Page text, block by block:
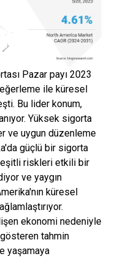
Pazar payı 2023
ile küresel
Bu lider konum,
Yüksek sigorta
ve uygun düzenleme
güçlü bir sigorta
riskleri etkili bir
ve yaygın
küresel
ekonomi nedeniyle
tahmin
yaşamaya